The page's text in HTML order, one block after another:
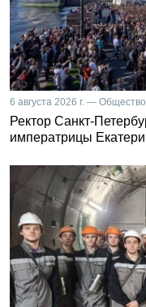
6 августа 2026 г. — Общество
Ректор Санкт-
императрицы